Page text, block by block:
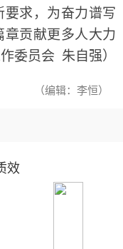
要求，为奋力谱写
章贡献更多人大力
委员会 朱自强）
（编辑：李恒）
效